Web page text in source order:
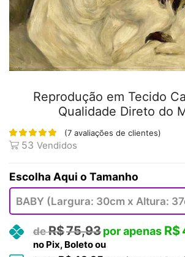
Reprodução em Tecido
Qualidade Direto do
(7 avaliações de clientes)
53 Vendidos
Tamanho
R$75,93 R$
no Pix, Boleto ou